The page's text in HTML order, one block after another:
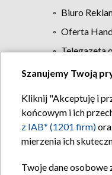
Biuro
Oferta
Telegazeta
Szanujemy Twoją
Kliknij "Akceptuję i
końcowym i ich
z IAB* (1201 firm)
mierzenia ich
Twoje dane osobowe